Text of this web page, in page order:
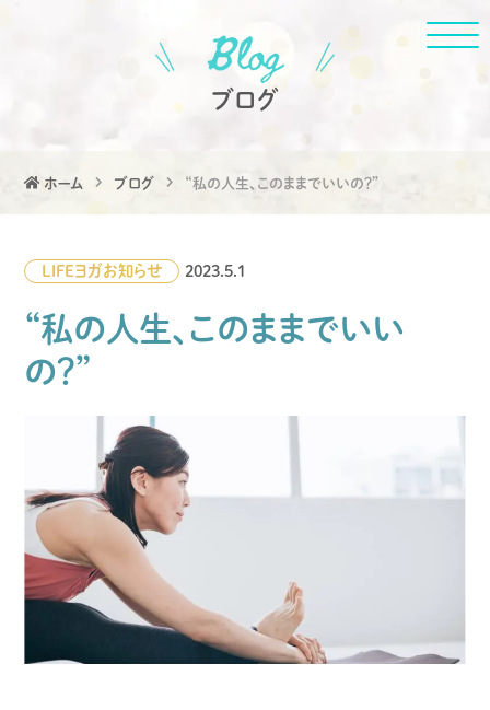
ブログ
ホーム ブログ “私の人生、このままでいいの？”
LIFEヨガお知らせ 2023.5.1
“私の人生、このままでいい
の？”